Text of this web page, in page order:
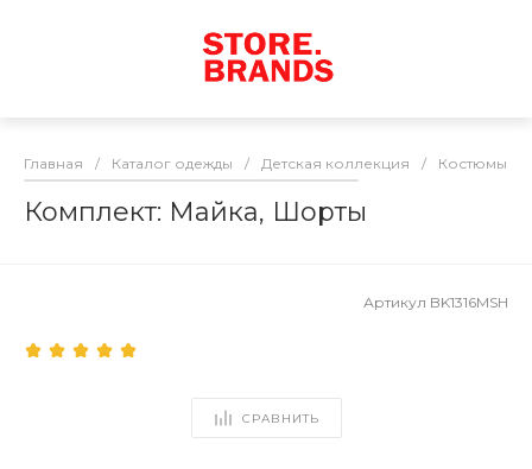
Главная / Каталог одежды / Детская коллекция / Костюмы
Комплект: Майка, Шорты
Артикул BK1316MSH
СРАВНИТЬ